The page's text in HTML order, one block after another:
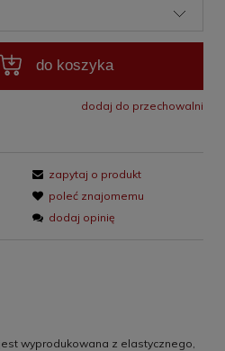
do koszyka
dodaj do przechowalni
zapytaj o produkt
poleć znajomemu
dodaj opinię
wyprodukowana z elastycznego,